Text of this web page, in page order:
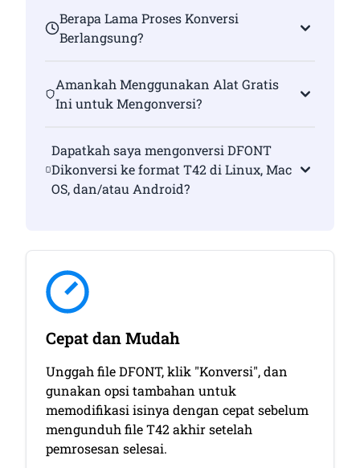
Berapa Lama Proses Konversi
Berlangsung?
Amankah Menggunakan Alat Gratis
Ini untuk Mengonversi?
Dapatkah saya mengonversi DFONT
Dikonversi ke format T42 di Linux, Mac
OS, dan/atau Android?
Cepat dan Mudah
Unggah file DFONT, klik "Konversi", dan
gunakan opsi tambahan untuk
memodifikasi isinya dengan cepat sebelum
mengunduh file T42 akhir setelah
pemrosesan selesai.